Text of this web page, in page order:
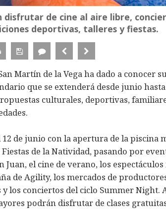
disfrutar de cine al aire libre,
deportivas, talleres y fiestas.
Martín de la Vega ha dado a conocer
que se extenderá desde junio
culturales, deportivas,
12 de junio con la apertura de la piscina
de la Natividad, pasando por
Juan, el cine de verano, los
de Agility, los mercados de
los conciertos del ciclo Summer Night.
podrán disfrutar de clases